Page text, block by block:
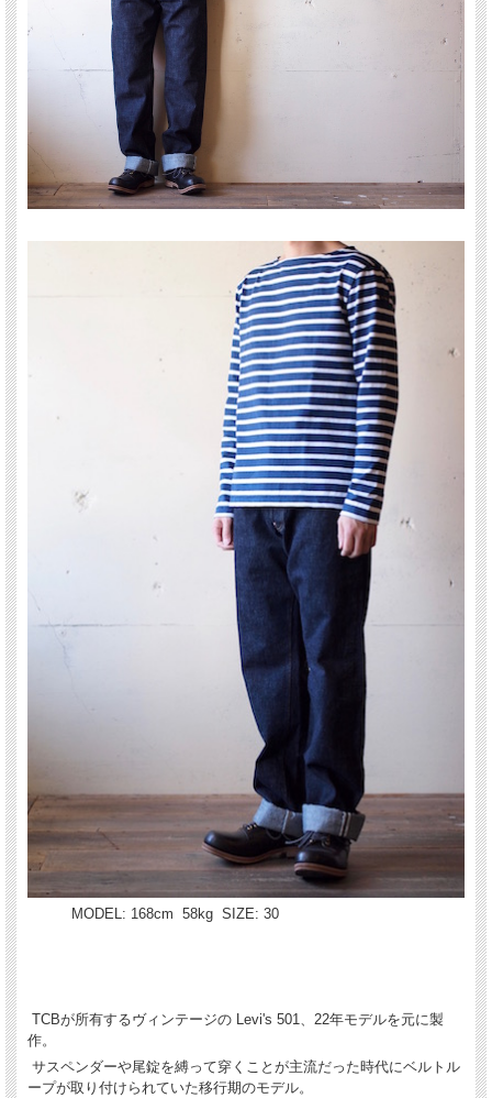
MODEL: 168cm 58kg SIZE: 30
TCBが所有するヴィンテージの Levi's 501、22年モデルを元に製
作。
サスペンダーや尾錠を縛って穿くことが主流だった時代にベルトル
ープが取り付けられていた移行期のモデル。